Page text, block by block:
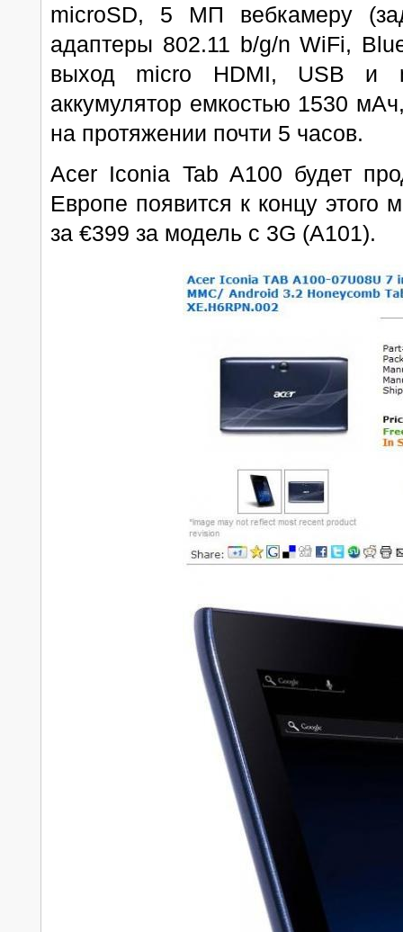
microSD, 5 МП вебкамеру
адаптеры 802.11 b/g/n WiFi,
выход micro HDMI, USB и
аккумулятор емкостью 1530
на протяжении почти 5 часов.
Acer Iconia Tab A100 будет
Европе появится к концу
за €399 за модель с 3G (A101).